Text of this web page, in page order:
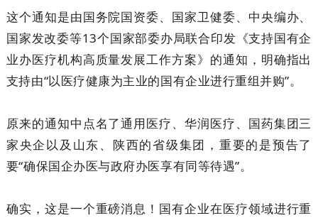
这个通知是由国务院国资委、国家卫健委、中央编办、
国家发改委等13个国家部委办局联合印发《支持国有企
业办医疗机构高质量发展工作方案》的通知，明确指出
支持由“以医疗健康为主业的国有企业进行重组并购”。
原来的通知中点名了通用医疗、华润医疗、国药集团三
家央企以及山东、陕西的省级集团，重要的是预告了
要“确保国企办医与政府办医享有同等待遇”。
确实，这是一个重磅消息！国有企业在医疗领域进行重